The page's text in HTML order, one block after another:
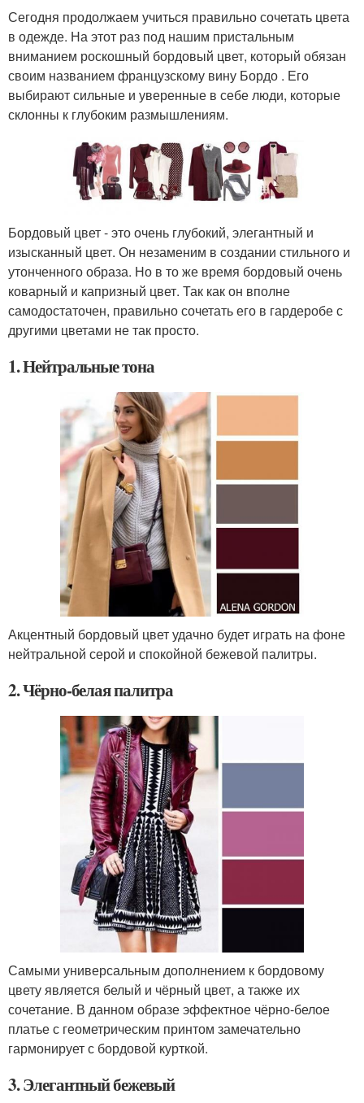
Сегодня продолжаем учиться правильно сочетать цвета
в одежде. На этот раз под нашим пристальным
вниманием роскошный бордовый цвет, который обязан
своим названием французскому вину Бордо . Его
выбирают сильные и уверенные в себе люди, которые
склонны к глубоким размышлениям.
Бордовый цвет - это очень глубокий, элегантный и
изысканный цвет. Он незаменим в создании стильного и
утонченного образа. Но в то же время бордовый очень
коварный и капризный цвет. Так как он вполне
самодостаточен, правильно сочетать его в гардеробе с
другими цветами не так просто.
1. Нейтральные тона
Акцентный бордовый цвет удачно будет играть на фоне
нейтральной серой и спокойной бежевой палитры.
2. Чёрно-белая палитра
Самыми универсальным дополнением к бордовому
цвету является белый и чёрный цвет, а также их
сочетание. В данном образе эффектное чёрно-белое
платье с геометрическим принтом замечательно
гармонирует с бордовой курткой.
3. Элегантный бежевый